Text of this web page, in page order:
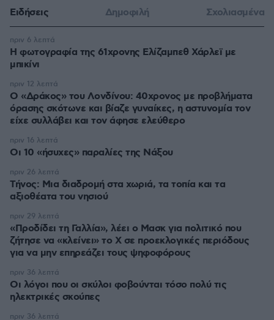
Ειδήσεις Δημοφιλή Σχολιασμένα
Η φωτογραφία της 61χρονης Ελίζαμπεθ Χάρλεϊ με
μπικίνι
πριν 6 λεπτά
Ο «Δράκος» του Λονδίνου: 40χρονος με προβλήματα
όρασης σκότωνε και βίαζε γυναίκες, η αστυνομία τον
είχε συλλάβει και τον άφησε ελεύθερο
πριν 12 λεπτά
Οι 10 «ήσυχες» παραλίες της Νάξου
πριν 16 λεπτά
Τήνος: Μια διαδρομή στα χωριά, τα τοπία και τα
αξιοθέατα του νησιού
πριν 26 λεπτά
«Προδίδει τη Γαλλία», λέει ο Μασκ για πολιτικό που
ζήτησε να «κλείνει» το X σε προεκλογικές περιόδους
για να μην επηρεάζει τους ψηφοφόρους
πριν 29 λεπτά
Οι λόγοι που οι σκύλοι φοβούνται τόσο πολύ τις
ηλεκτρικές σκούπες
πριν 36 λεπτά
πριν 36 λεπτά